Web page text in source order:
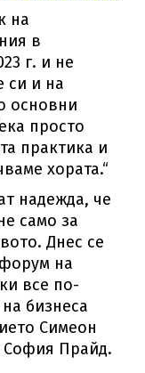
на
в
г. и не
си и на
основни
просто
практика и
хората.“
надежда, че
само за
Днес се
на
все по-
бизнеса
Симеон
София Прайд.